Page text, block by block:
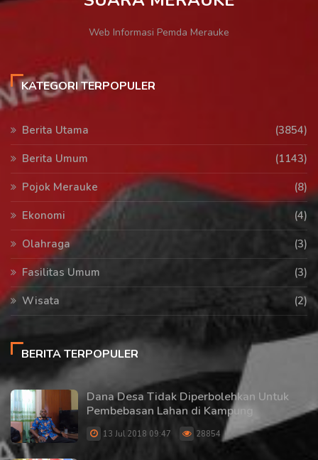
Web Informasi Pemda Merauke
KATEGORI TERPOPULER
Berita Utama
(3854)
Berita Umum
(1143)
Pojok Merauke
(8)
Ekonomi
(4)
Olahraga
(3)
Fasilitas Umum
(3)
Wisata
(2)
BERITA TERPOPULER
Dana Desa Tidak Diperbolehkan Untuk
Pembebasan Lahan di Kampung
13 Jul 2018 09:47 28854